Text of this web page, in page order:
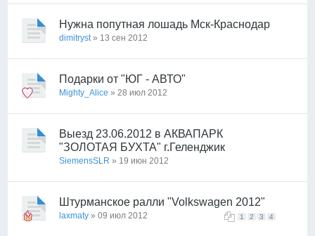
Нужна попутная лошадь Мск-Краснодар
dimitryst» 13 сен 2012
Подарки от "ЮГ - АВТО"
Mighty_Alice » 28 июл 2012
Выезд 23.06.2012 в АКВАПАРК
"ЗОЛОТАЯ БУХТА" г.Геленджик
SiemensSLR » 19 июн 2012
Штурманское ралли "Volkswagen 2012"
1 2 3 4
laxmaty » 09 июл 2012